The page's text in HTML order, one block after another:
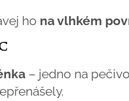
ho na vlhkém
– jedno na